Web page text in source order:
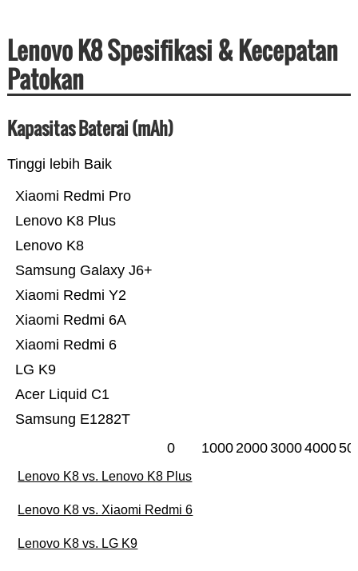
Lenovo K8 Spesifikasi & Kecepatan
Patokan
Kapasitas Baterai (mAh)
Tinggi lebih Baik
Samsung E1282T
Acer Liquid C1
LG K9
Xiaomi Redmi 6
Xiaomi Redmi 6A
Xiaomi Redmi Y2
Samsung Galaxy J6+
Lenovo K8
Lenovo K8 Plus
Xiaomi Redmi Pro
0 1000200030004000
Lenovo K8 vs. Lenovo K8 Plus
Lenovo K8 vs. Xiaomi Redmi 6
Lenovo K8 vs. LG K9